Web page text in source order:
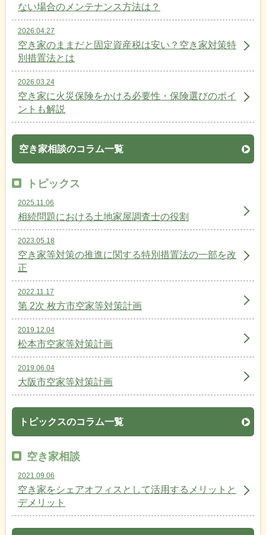
ない場合のメンテナンス方法は？
2026.04.27
空き家のままだと固定資産税は安い？空き家対策特
別措置法とは
2026.03.24
空き家に火災保険をかける必要性・保険選びのポイ
ントも解説
空き家相談のコラム一覧
トピックス
2025.11.06
相続問題における土地家屋調査士の役割
2023.05.18
空き家等対策の推進に関する特別措置法の一部を改
正
2022.11.17
第 2次 枚方市空家等対策計画
2019.12.04
松本市空家等対策計画
2019.06.04
大阪市空家等対策計画
トピックスのコラム一覧
空き家相談
2021.09.06
空き家をシェアオフィスとして活用するメリットと
デメリット